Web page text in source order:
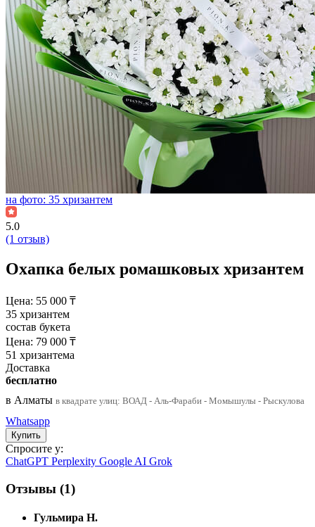
на фото: 35 хризантем
5.0
(1 отзыв)
Охапка белых ромашковых хризантем
Цена: 55 000 ₸
35 хризантем
состав букета
Цена: 79 000 ₸
51 хризантема
Доставка
бесплатно
в Алматы в квадрате улиц: ВОАД - Аль-Фараби - Момышулы - Рыскулова
Whatsapp
Спросите у:
ChatGPT Perplexity Google AI Grok
Отзывы (1)
Гульмира Н.